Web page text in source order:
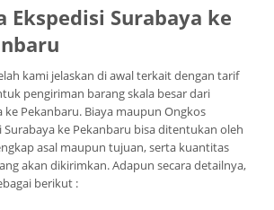
Ekspedisi Surabaya ke
kami jelaskan di awal terkait dengan tarif
pengiriman barang skala besar dari
ke Pekanbaru. Biaya maupun Ongkos
Surabaya ke Pekanbaru bisa ditentukan oleh
asal maupun tujuan, serta kuantitas
akan dikirimkan. Adapun secara detailnya,
berikut :